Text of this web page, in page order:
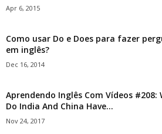
Apr 6, 2015
Como usar Do e Does para fazer
em inglês?
Dec 16, 2014
Aprendendo Inglês Com Vídeos #208:
Do India And China Have...
Nov 24, 2017